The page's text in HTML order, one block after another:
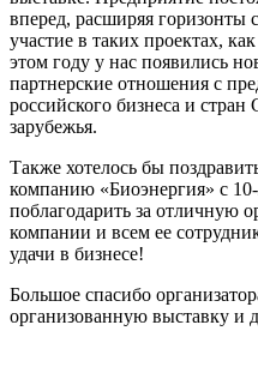
вперед, расширяя горизонты
участие в таких проектах,
этом году у нас появились
партнерские отношения с
российского бизнеса и
зарубежья.
Также хотелось бы
компанию «Биоэнергия» с
поблагодарить за отличную
компании и всем ее
удачи в бизнесе!
Большое спасибо
организованную выставку и